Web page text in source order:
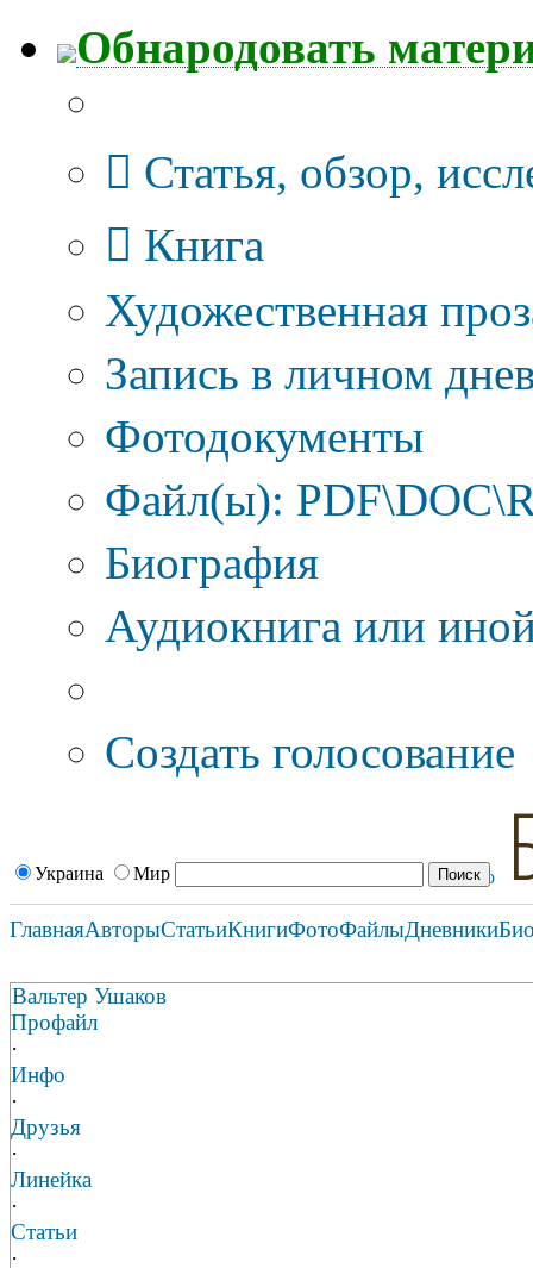
Обнародовать
Статья, обзор,
Книга
Художественная
Запись в личном
Фотодокументы
Файл(ы):
Биография
Аудиокнига или
Создать голосование
Украина Мир
ГлавнаяАвторыСтатьиКнигиФотоФайлыДневники
Вальтер Ушаков
Профайл
·
Инфо
·
Друзья
·
Линейка
·
Статьи
·